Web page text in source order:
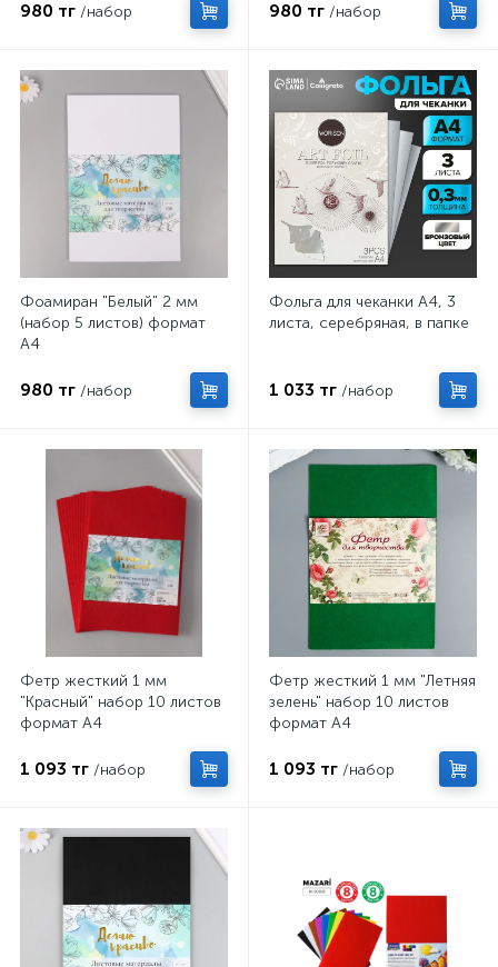
980 тг /набор 980 тг /набор
Фоамиран "Белый" 2 мм
(набор 5 листов) формат
А4
980 тг /набор
Фольга для чеканки А4, 3
листа, серебряная, в папке
1 033 тг /набор
Фетр жесткий 1 мм
"Красный" набор 10 листов
формат А4
1 093 тг /набор
Фетр жесткий 1 мм "Летняя
зелень" набор 10 листов
формат А4
1 093 тг /набор